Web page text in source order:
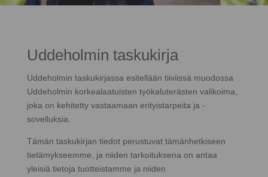
Uddeholmin taskukirja
Uddeholmin taskukirjassa esitellään tiiviissä muodossa
Uddeholmin korkealaatuisten työkaluterästen valikoima,
joka on kehitetty vastaamaan erityistarpeita ja -
sovelluksia.
Tämän taskukirjan tiedot perustuvat tämänhetkiseen
tietämykseemme, ja niiden tarkoituksena on antaa
yleisiä tietoja tuotteistamme ja niiden